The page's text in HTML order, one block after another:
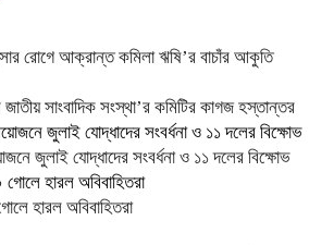
রোগে আক্রান্ত কমিলা ঋষি’র বাচাঁর আকুতি
সাংবাদিক সংস্থা’র কমিটির কাগজ হস্তান্তর
জুলাই যোদ্ধাদের সংবর্ধনা ও ১১ দলের বিক্ষোভ
হারল অবিবাহিতরা